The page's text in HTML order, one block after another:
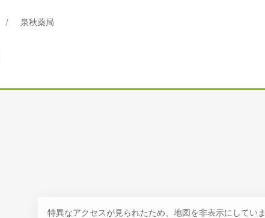
泉秋薬局
特異なアクセスが見られたため、地図を非表示にしていま